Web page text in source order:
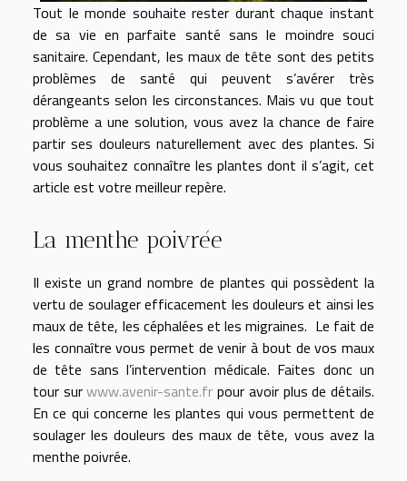
Tout le monde souhaite rester durant chaque instant
de sa vie en parfaite santé sans le moindre souci
sanitaire. Cependant, les maux de tête sont des petits
problèmes de santé qui peuvent s’avérer très
dérangeants selon les circonstances. Mais vu que tout
problème a une solution, vous avez la chance de faire
partir ses douleurs naturellement avec des plantes. Si
vous souhaitez connaître les plantes dont il s’agit, cet
article est votre meilleur repère.
La menthe poivrée
Il existe un grand nombre de plantes qui possèdent la
vertu de soulager efficacement les douleurs et ainsi les
maux de tête, les céphalées et les migraines. Le fait de
les connaître vous permet de venir à bout de vos maux
de tête sans l’intervention médicale. Faites donc un
tour surwww.avenir-sante.fr pour avoir plus de détails.
En ce qui concerne les plantes qui vous permettent de
soulager les douleurs des maux de tête, vous avez la
menthe poivrée.